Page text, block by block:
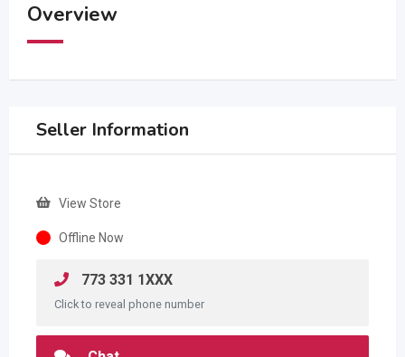
Overview
Seller Information
View Store
Offline Now
773 331 1XXX
Click to reveal phone number